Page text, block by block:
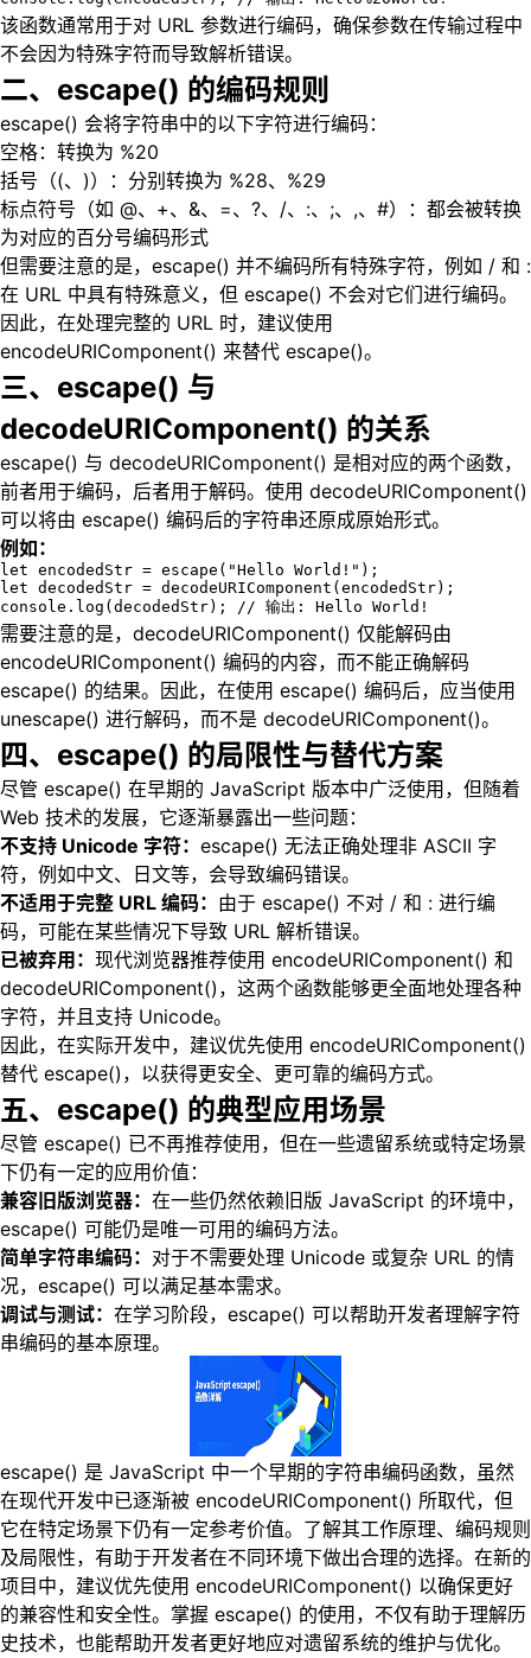
该函数通常用于对 URL 参数进行编码，确保参数在传输过程中
不会因为特殊字符而导致解析错误。
二、escape() 的编码规则
escape() 会将字符串中的以下字符进行编码：
空格：转换为 %20
括号（(、)）：分别转换为 %28、%29
标点符号（如 @、+、&、=、?、/、:、;、,、#）：都会被转换
为对应的百分号编码形式
但需要注意的是，escape() 并不编码所有特殊字符，例如 / 和 :
在 URL 中具有特殊意义，但 escape() 不会对它们进行编码。
因此，在处理完整的 URL 时，建议使用
encodeURIComponent() 来替代 escape()。
三、escape() 与
decodeURIComponent() 的关系
escape() 与 decodeURIComponent() 是相对应的两个函数，
前者用于编码，后者用于解码。使用 decodeURIComponent()
可以将由 escape() 编码后的字符串还原成原始形式。
例如：
let encodedStr = escape("Hello World!");
let decodedStr = decodeURIComponent(encodedStr);
console.log(decodedStr); // 输出: Hello World!
需要注意的是，decodeURIComponent() 仅能解码由
encodeURIComponent() 编码的内容，而不能正确解码
escape() 的结果。因此，在使用 escape() 编码后，应当使用
unescape() 进行解码，而不是 decodeURIComponent()。
四、escape() 的局限性与替代方案
尽管 escape() 在早期的 JavaScript 版本中广泛使用，但随着
Web 技术的发展，它逐渐暴露出一些问题：
不支持 Unicode 字符： escape() 无法正确处理非 ASCII 字
符，例如中文、日文等，会导致编码错误。
不适用于完整 URL 编码： 由于 escape() 不对 / 和 : 进行编
码，可能在某些情况下导致 URL 解析错误。
已被弃用： 现代浏览器推荐使用 encodeURIComponent() 和
decodeURIComponent()，这两个函数能够更全面地处理各种
字符，并且支持 Unicode。
因此，在实际开发中，建议优先使用 encodeURIComponent()
替代 escape()，以获得更安全、更可靠的编码方式。
五、escape() 的典型应用场景
尽管 escape() 已不再推荐使用，但在一些遗留系统或特定场景
下仍有一定的应用价值：
兼容旧版浏览器： 在一些仍然依赖旧版 JavaScript 的环境中，
escape() 可能仍是唯一可用的编码方法。
简单字符串编码： 对于不需要处理 Unicode 或复杂 URL 的情
况，escape() 可以满足基本需求。
调试与测试： 在学习阶段，escape() 可以帮助开发者理解字符
串编码的基本原理。
escape() 是 JavaScript 中一个早期的字符串编码函数，虽然
在现代开发中已逐渐被 encodeURIComponent() 所取代，但
它在特定场景下仍有一定参考价值。了解其工作原理、编码规则
及局限性，有助于开发者在不同环境下做出合理的选择。在新的
项目中，建议优先使用 encodeURIComponent() 以确保更好
的兼容性和安全性。掌握 escape() 的使用，不仅有助于理解历
史技术，也能帮助开发者更好地应对遗留系统的维护与优化。